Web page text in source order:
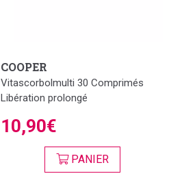
COOPER
Vitascorbolmulti 30 Comprimés
Libération prolongé
10,90€
PANIER